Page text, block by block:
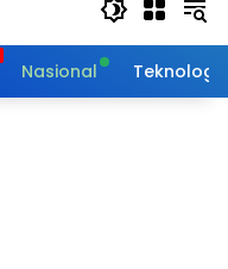
Nasional Teknologi